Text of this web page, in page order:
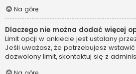
Na górę
Dlaczego nie można dodać więcej
Limit opcji w ankiecie jest ustalany
Jeśli uważasz, że potrzebujesz
dozwolony limit, skontaktuj się z